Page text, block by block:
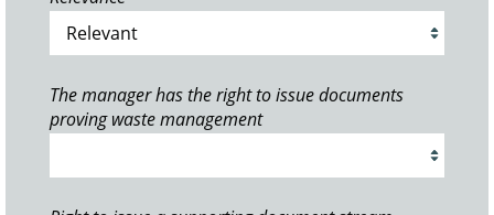
The manager has the right to issue documents
proving waste management